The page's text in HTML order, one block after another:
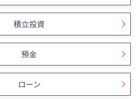
積立投資
預金
ローン